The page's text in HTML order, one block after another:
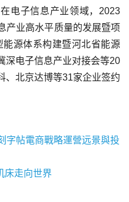
产业高水平质量的发展暨项
能源体系构建暨河北省能源
深电子信息产业对接会等20
、北京达博等31家企业签约
字帖電商戰略運營远景與投
床走向世界